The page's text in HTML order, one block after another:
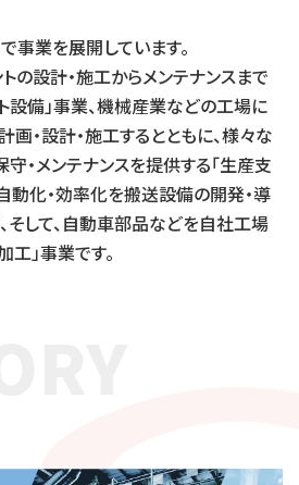
事業を展開しています。
の設計・施工からメンテナンスまで
設備」事業、機械産業などの工場に
・設計・施工するとともに、様々な
・メンテナンスを提供する「生産支
動化・効率化を搬送設備の開発・導
そして、自動車部品などを自社工場
工」事業です。